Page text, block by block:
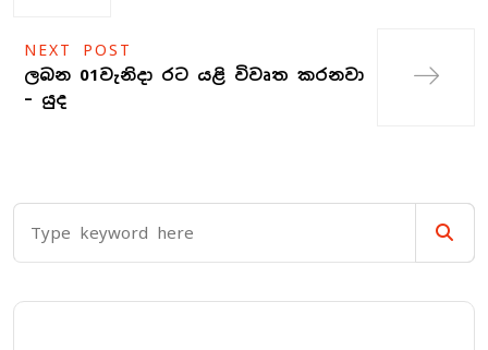
NEXT POST
ලබන 01වැනිදා රට යළි විවෘත කරනවා
– යුද